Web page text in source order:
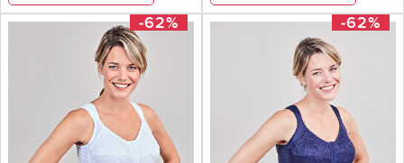
-62% -62%